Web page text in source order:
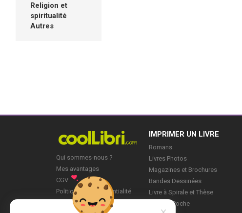
Religion et
spiritualité
Autres
Qui sommes-nous ?
Mes avantages
CGV
Politique de Confidentialité
IMPRIMER UN LIVRE
Romans
Livres Photos
Magazines et Brochures
Bandes Dessinées
Livre à Spirale et Thèse
Livre de Poche